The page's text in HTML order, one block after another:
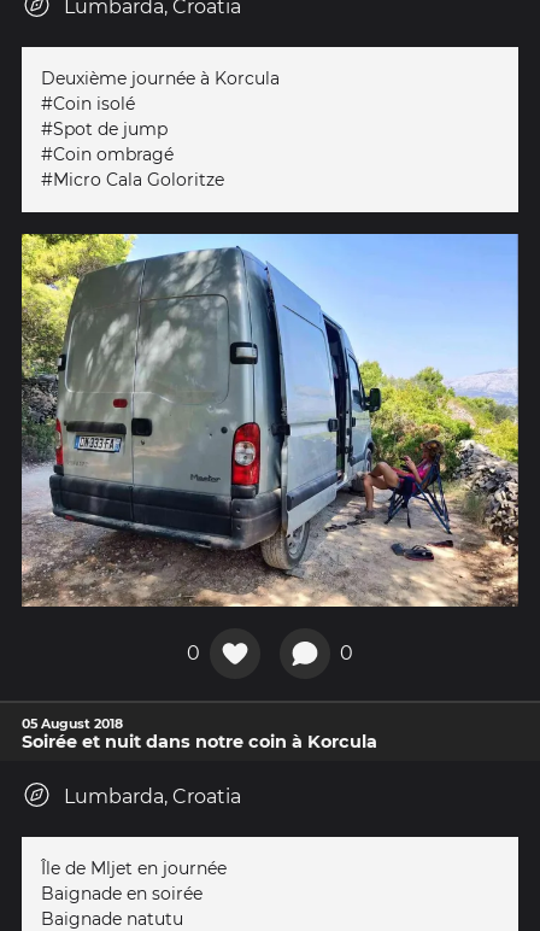
Lumbarda, Croatia
Deuxième journée à Korcula
#Coin isolé
#Spot de jump
#Coin ombragé
#Micro Cala Goloritze
0 0
05 August 2018
Soirée et nuit dans notre coin à Korcula
Lumbarda, Croatia
Île de Mljet en journée
Baignade en soirée
Baignade natutu